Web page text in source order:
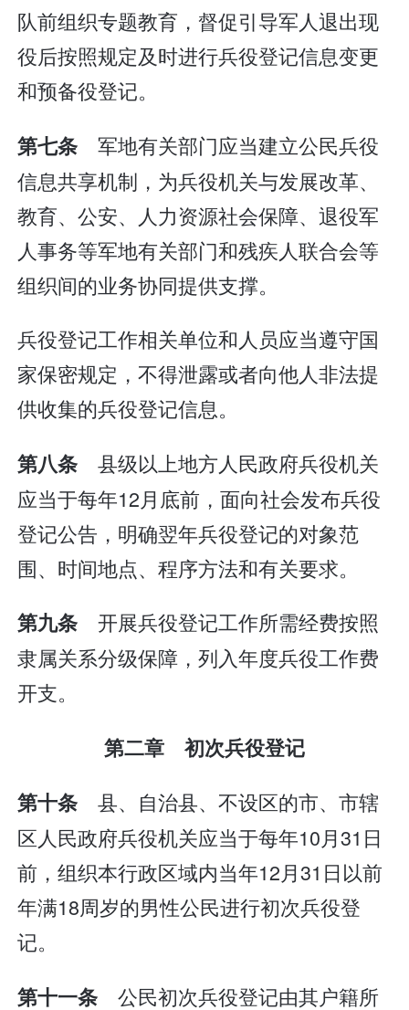
队前组织专题教育，督促引导军人退出现
役后按照规定及时进行兵役登记信息变更
和预备役登记。
第七条军地有关部门应当建立公民兵役
信息共享机制，为兵役机关与发展改革、
教育、公安、人力资源社会保障、退役军
人事务等军地有关部门和残疾人联合会等
组织间的业务协同提供支撑。
兵役登记工作相关单位和人员应当遵守国
家保密规定，不得泄露或者向他人非法提
供收集的兵役登记信息。
第八条县级以上地方人民政府兵役机关
应当于每年12月底前，面向社会发布兵役
登记公告，明确翌年兵役登记的对象范
围、时间地点、程序方法和有关要求。
第九条开展兵役登记工作所需经费按照
隶属关系分级保障，列入年度兵役工作费
开支。
第二章 初次兵役登记
第十条县、自治县、不设区的市、市辖
区人民政府兵役机关应当于每年10月31日
前，组织本行政区域内当年12月31日以前
年满18周岁的男性公民进行初次兵役登
记。
第十一条公民初次兵役登记由其户籍所